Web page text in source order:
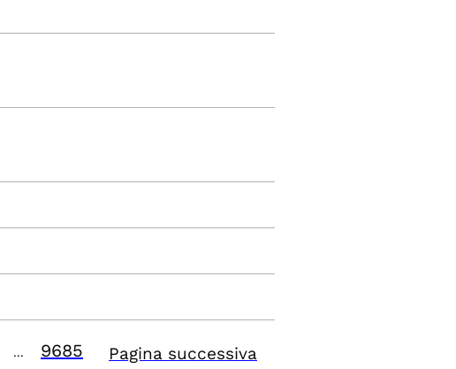
9685 Pagina successiva